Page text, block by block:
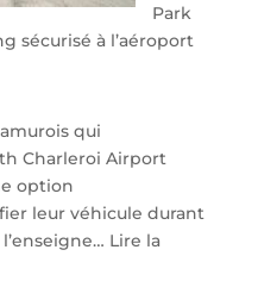
Park
sécurisé à l’aéroport
qui
Charleroi Airport
option
leur véhicule durant
Lire la